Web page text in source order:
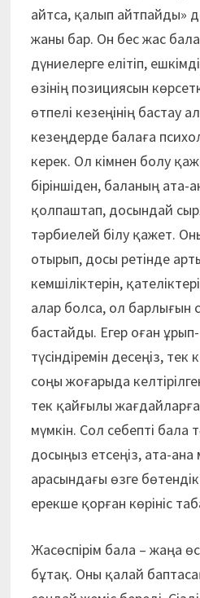
айтса, қалып айтпайды»
жаны бар. Он бес жас
дүниелерге елітіп,
өзінің позициясын
өтпелі кезеңінің бастау
кезеңдерде балаға
керек. Ол кімнен болу
біріншіден, баланың
қолпаштап, досындай
тәрбиелей білу қажет.
отырып, досы ретінде
кемшіліктерін,
алар болса, ол барлығын
бастайды. Егер оған
түсіндіремін десеңіз, тек
соңы жоғарыда
тек қайғылы
мүмкін. Сол себепті бала
досыңыз етсеңіз, ата-ана
арасындағы өзге
ерекше қорған көрініс
Жасөспірім бала – жаңа
бұтақ. Оны қалай